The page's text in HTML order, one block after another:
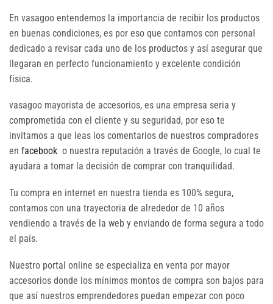
En vasagoo entendemos la importancia de recibir los productos
en buenas condiciones, es por eso que contamos con personal
dedicado a revisar cada uno de los productos y así asegurar que
llegaran en perfecto funcionamiento y excelente condición
física.
vasagoo mayorista de accesorios, es una empresa seria y
comprometida con el cliente y su seguridad, por eso te
invitamos a que leas los comentarios de nuestros compradores
en facebook o nuestra reputación a través de Google, lo cual te
ayudara a tomar la decisión de comprar con tranquilidad.
Tu compra en internet en nuestra tienda es 100% segura,
contamos con una trayectoria de alrededor de 10 años
vendiendo a través de la web y enviando de forma segura a todo
el país.
Nuestro portal online se especializa en venta por mayor
accesorios donde los mínimos montos de compra son bajos para
que así nuestros emprendedores puedan empezar con poco